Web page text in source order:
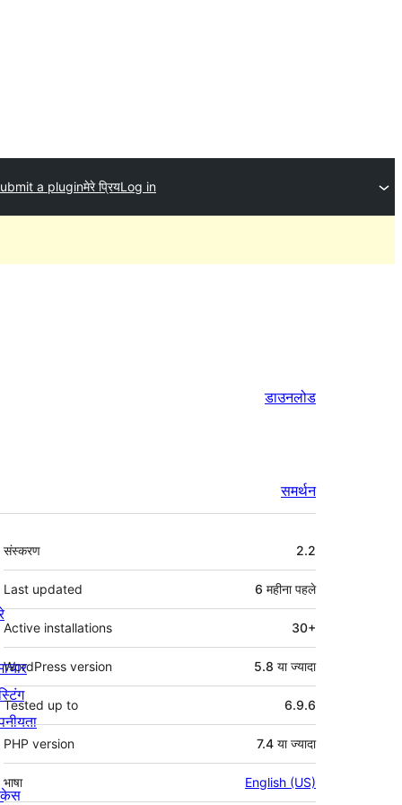
a pluginमेरे प्रियLog in
डाउनलोड
समर्थन
मेटा
संस्करण 2.2
Last updated 6 महीनापहले
Active installations 30+
WordPress version 5.8 या ज्यादा
Tested up to 6.9.6
PHP version 7.4 या ज्यादा
भाषा English (US)